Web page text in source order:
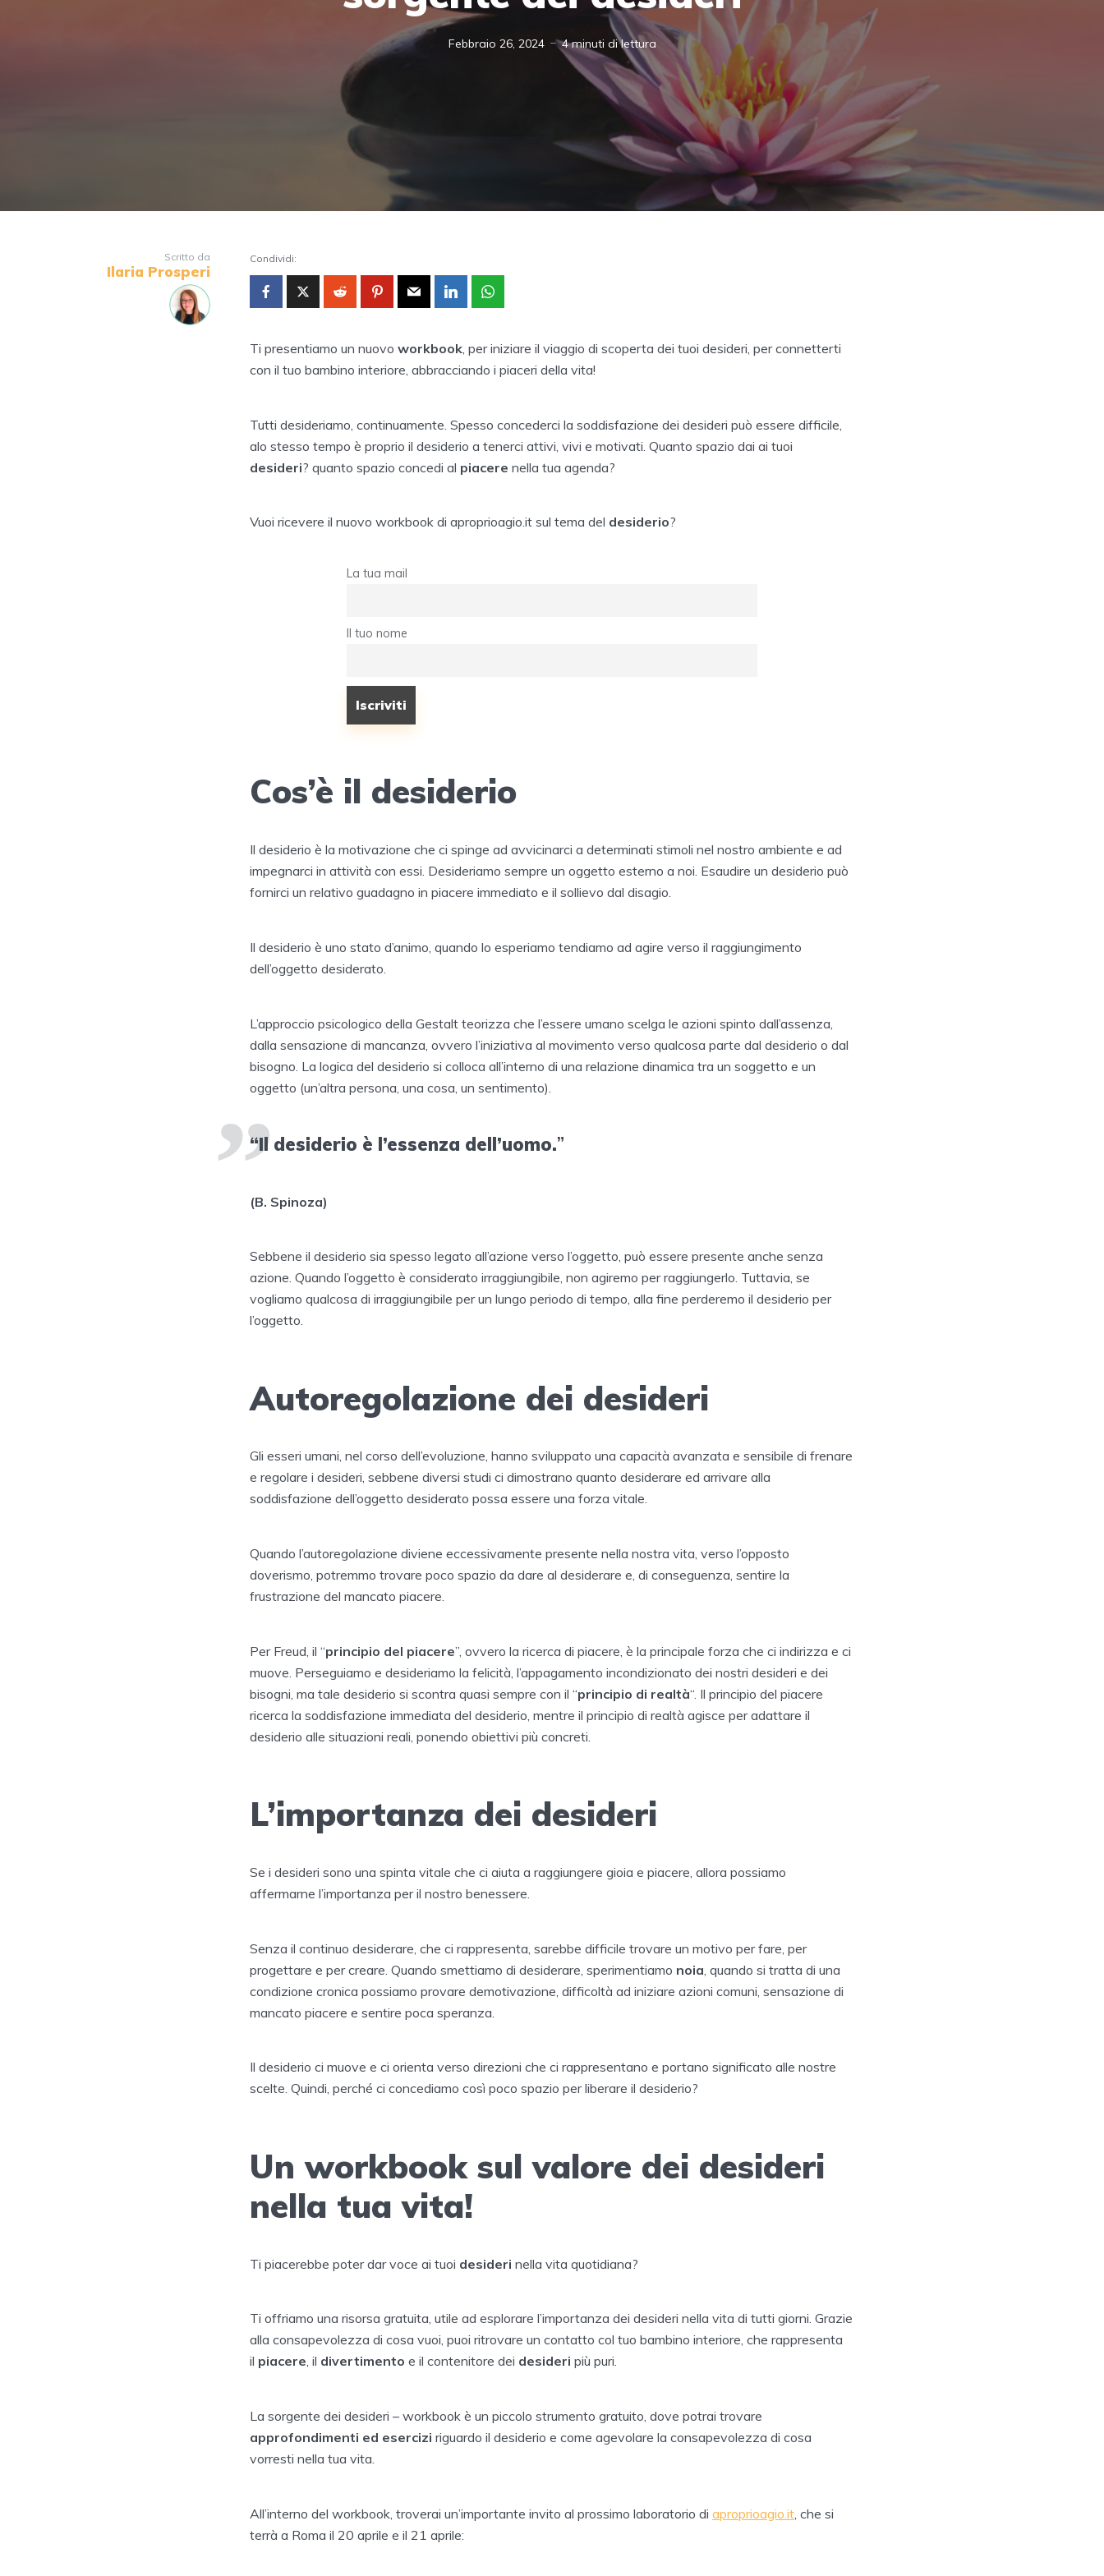
Febbraio 26, 2024 4 minuti di lettura
Scritto da
Ilaria Prosperi
Condividi:
Ti presentiamo un nuovo workbook , per iniziare il viaggio di scoperta dei tuoi desideri, per connetterti
con il tuo bambino interiore, abbracciando i piaceri della vita!
Tutti desideriamo, continuamente. Spesso concederci la soddisfazione dei desideri può essere difficile,
alo stesso tempo è proprio il desiderio a tenerci attivi, vivi e motivati. Quanto spazio dai ai tuoi
desideri? quanto spazio concedi al piacere nella tua agenda?
Vuoi ricevere il nuovo workbook di aproprioagio.it sul tema del desiderio?
La tua mail
Il tuo nome
Cos’è il desiderio
Il desiderio è la motivazione che ci spinge ad avvicinarci a determinati stimoli nel nostro ambiente e ad
impegnarci in attività con essi. Desideriamo sempre un oggetto esterno a noi. Esaudire un desiderio può
fornirci un relativo guadagno in piacere immediato e il sollievo dal disagio.
Il desiderio è uno stato d’animo, quando lo esperiamo tendiamo ad agire verso il raggiungimento
dell’oggetto desiderato.
L’approccio psicologico della Gestalt teorizza che l’essere umano scelga le azioni spinto dall’assenza,
dalla sensazione di mancanza, ovvero l’iniziativa al movimento verso qualcosa parte dal desiderio o dal
bisogno. La logica del desiderio si colloca all’interno di una relazione dinamica tra un soggetto e un
oggetto (un’altra persona, una cosa, un sentimento).
“Il desiderio è l’essenza dell’uomo.”
(B. Spinoza)
Sebbene il desiderio sia spesso legato all’azione verso l’oggetto, può essere presente anche senza
azione. Quando l’oggetto è considerato irraggiungibile, non agiremo per raggiungerlo. Tuttavia, se
vogliamo qualcosa di irraggiungibile per un lungo periodo di tempo, alla fine perderemo il desiderio per
l’oggetto.
Autoregolazione dei desideri
Gli esseri umani, nel corso dell’evoluzione, hanno sviluppato una capacità avanzata e sensibile di frenare
e regolare i desideri, sebbene diversi studi ci dimostrano quanto desiderare ed arrivare alla
soddisfazione dell’oggetto desiderato possa essere una forza vitale.
Quando l’autoregolazione diviene eccessivamente presente nella nostra vita, verso l’opposto
doverismo, potremmo trovare poco spazio da dare al desiderare e, di conseguenza, sentire la
frustrazione del mancato piacere.
Per Freud, il “principio del piacere”, ovvero la ricerca di piacere, è la principale forza che ci indirizza e ci
muove. Perseguiamo e desideriamo la felicità, l’appagamento incondizionato dei nostri desideri e dei
bisogni, ma tale desiderio si scontra quasi sempre con il “principio di realtà“. Il principio del piacere
ricerca la soddisfazione immediata del desiderio, mentre il principio di realtà agisce per adattare il
desiderio alle situazioni reali, ponendo obiettivi più concreti.
L’importanza dei desideri
Se i desideri sono una spinta vitale che ci aiuta a raggiungere gioia e piacere, allora possiamo
affermarne l’importanza per il nostro benessere.
Senza il continuo desiderare, che ci rappresenta, sarebbe difficile trovare un motivo per fare, per
progettare e per creare. Quando smettiamo di desiderare, sperimentiamo noia , quando si tratta di una
condizione cronica possiamo provare demotivazione, difficoltà ad iniziare azioni comuni, sensazione di
mancato piacere e sentire poca speranza.
Il desiderio ci muove e ci orienta verso direzioni che ci rappresentano e portano significato alle nostre
scelte. Quindi, perché ci concediamo così poco spazio per liberare il desiderio?
Un workbook sul valore dei desideri
nella tua vita!
Ti piacerebbe poter dar voce ai tuoi desideri nella vita quotidiana?
Ti offriamo una risorsa gratuita, utile ad esplorare l’importanza dei desideri nella vita di tutti giorni. Grazie
alla consapevolezza di cosa vuoi, puoi ritrovare un contatto col tuo bambino interiore, che rappresenta
il piacere, il divertimento e il contenitore dei desideri più puri.
La sorgente dei desideri – workbook è un piccolo strumento gratuito, dove potrai trovare
approfondimenti ed esercizi riguardo il desiderio e come agevolare la consapevolezza di cosa
vorresti nella tua vita.
All’interno del workbook, troverai un’importante invito al prossimo laboratorio di aproprioagio.it, che si
terrà a Roma il 20 aprile e il 21 aprile: